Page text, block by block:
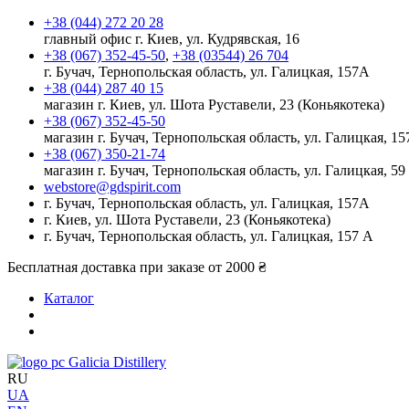
+38 (044) 272 20 28
главный офис г. Киев, ул. Кудрявская, 16
+38 (067) 352-45-50, +38 (03544) 26 704
г. Бучач, Тернопольская область, ул. Галицкая, 157А
+38 (044) 287 40 15
магазин г. Киев, ул. Шота Руставели, 23 (Коньякотека)
+38 (067) 352-45-50
магазин г. Бучач, Тернопольская область, ул. Галицкая,
+38 (067) 350-21-74
магазин г. Бучач, Тернопольская область, ул. Галицкая, 59
webstore@gdspirit.com
г. Бучач, Тернопольская область, ул. Галицкая, 157А
г. Киев, ул. Шота Руставели, 23 (Коньякотека)
г. Бучач, Тернопольская область, ул. Галицкая, 157 А
Бесплатная доставка при заказе от 2000 ₴
Каталог
Galicia Distillery
RU
UA